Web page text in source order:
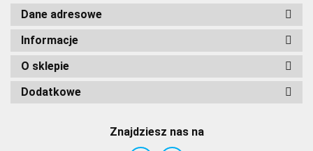
Dane adresowe
Informacje
O sklepie
Dodatkowe
Znajdziesz nas na